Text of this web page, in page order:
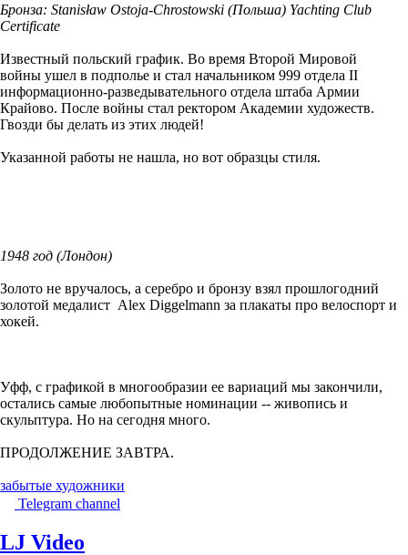
Бронза: Stanisław Ostoja-Chrostowski (Польша) Yachting Club
Certificate
Известный польский график. Во время Второй Мировой
войны ушел в подполье и стал начальником 999 отдела II
информационно-разведывательного отдела штаба Армии
Крайово. После войны стал ректором Академии художеств.
Гвозди бы делать из этих людей!
Указанной работы не нашла, но вот образцы стиля.
1948 год (Лондон)
Золото не вручалось, а серебро и бронзу взял прошлогодний
золотой медалист Alex Diggelmann за плакаты про велоспорт и
хокей.
Уфф, с графикой в многообразии ее вариаций мы закончили,
остались самые любопытные номинации -- живопись и
скульптура. Но на сегодня много.
ПРОДОЛЖЕНИЕ ЗАВТРА.
забытые художники
Telegram channel
LJ Video